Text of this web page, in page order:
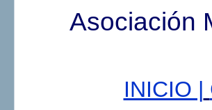
Asociación
INICIO |